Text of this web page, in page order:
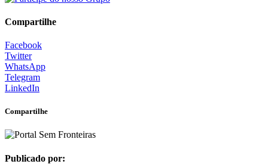
Compartilhe
Facebook
Twitter
WhatsApp
Telegram
LinkedIn
Compartilhe
Publicado por: